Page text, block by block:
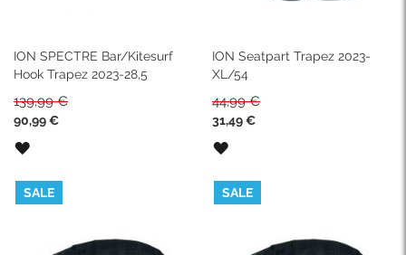
ION SPECTRE Bar/Kitesurf
Hook Trapez 2023-28,5
139,99 €
Sonderpreis
90,99 €
ZUR
HINZUFÜGEN
ION Seatpart Trapez 2023-
XL/54
44,99 €
Sonderpreis
31,49 €
ZUR
HINZUFÜGEN
SALE SALE